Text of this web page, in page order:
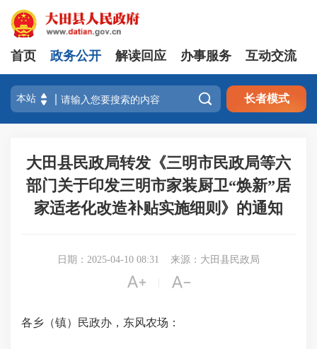
首页 政务公开 解读回应 办事服务 互动交流
 长者模式
大田县民政局转发《三明市民政局等六
部门关于印发三明市家装厨卫“焕新”居
家适老化改造补贴实施细则》的通知
日期：2025-04-10 08:31 来源：大田县民政局
 
各乡（镇）民政办，东风农场：